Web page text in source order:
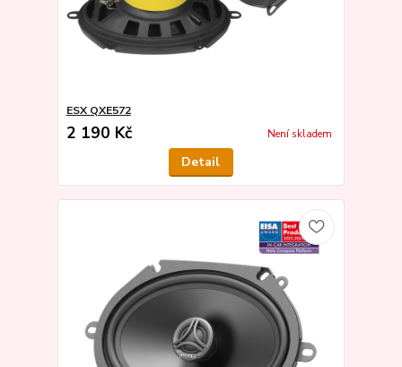
ESX QXE572
2 190 Kč Není skladem
Detail